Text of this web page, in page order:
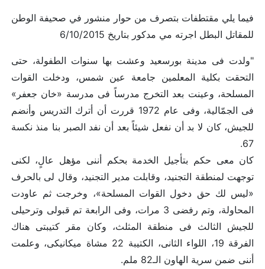
فيما يلي مقتطفات بتصرف من حوار منشور في صحيفة الوطن
للمقاتل البطل اجرته مي مدكور بتاريخ 6/10/2015
"ولدت فى مدينة بورسعيد وعشت بها سنوات الطفولة، حتى
التحقت بكلية المعلمين جامعة عين شمس، ودخلت القوات
المسلحة، وعينت بعد التخرج مدرساً فى مدرسة «خان جعفر»
فى الجمّالية، وفى عام 1972 قررت أن أترك التدريس وأنضم
للجيش، كان لا بد أن نفعل شيئاً بعد أن نفد الصبر بنا منذ نكسة
67.
كان معى حكم بتأجيل الخدمة بحكم أننى مؤهل عالٍ، لكنى
توجهت لمنطقة التجنيد، وقابلت مدير التجنيد، وقال لى بالحرف
«ليس لك حق دخول القوات المسلحة»، وخرجت ثم عاودت
المحاولة، وتم رفضى 3 مرات، وفى الرابعة تم قبولى وترحيلى
للجيش الثالث فى منطقة المثلث، وكان مقر كتيبتى هناك
الفرقة 19، اللواء الثانى، الكتيبة 22 مشاة ميكانيكى، وعلمت
أننى ضمن سرية الهاون الـ82 ملم.